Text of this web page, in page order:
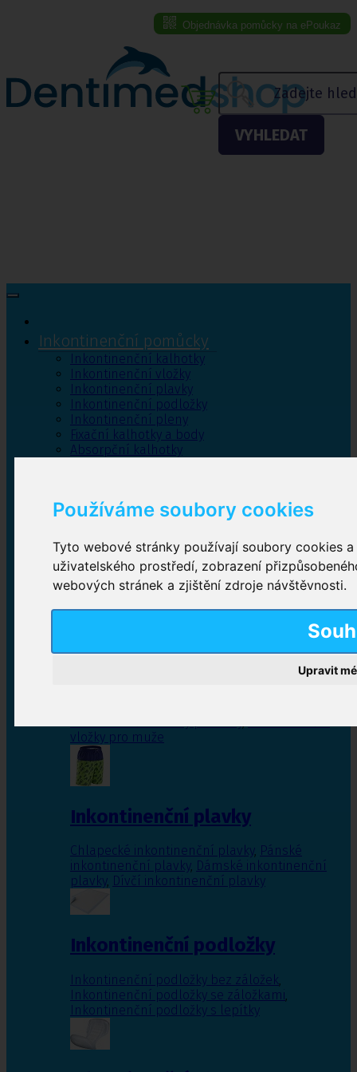
Používáme soubory cookies
Tyto webové stránky používají soubory cookies
uživatelského prostředí, zobrazení
webových stránek a zjištění zdroje návštěvnosti.
Upravit
Objednávka pomůcky na ePoukaz
VYHLEDAT
Inkontinenční pomůcky
Inkontinenční kalhotky
Inkontinenční vložky
Inkontinenční plavky
Inkontinenční podložky
Inkontinenční pleny
Fixační kalhotky a body
Absorpční kalhotky
Inkontinenční kalhotky
Plenkové kalhotky navlékací,Plenkové kalhotky
vložky pro muže
Inkontinenční plavky
Chlapecké inkontinenční plavky, Pánské
inkontinenční plavky, Dámské inkontinenční
plavky, Dívčí inkontinenční plavky
Inkontinenční podložky
Inkontinenční podložky bez záložek,
Inkontinenční podložky se záložkami,
Inkontinenční podložky s lepítky